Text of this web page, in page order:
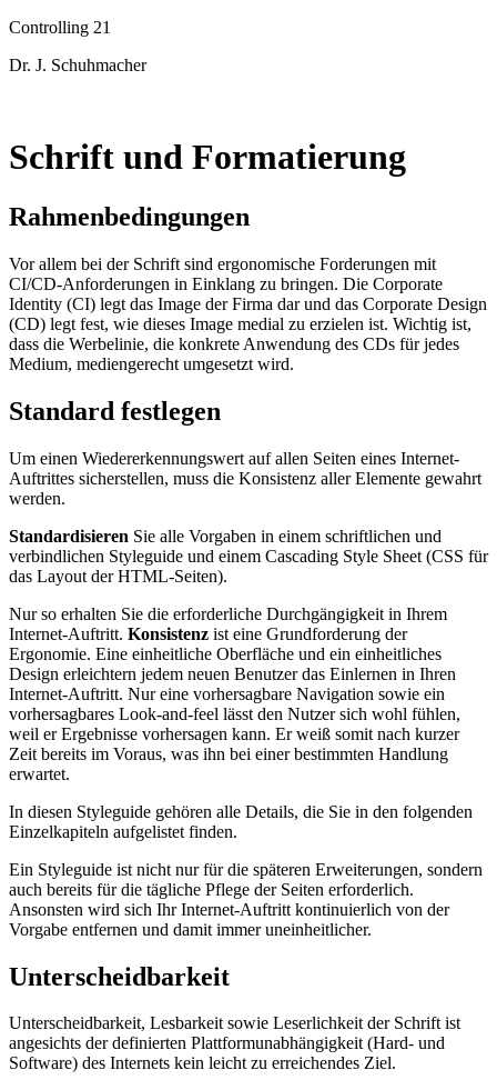
Controlling 21
Dr. J. Schuhmacher
Schrift und Formatierung
Rahmenbedingungen
Vor allem bei der Schrift sind ergonomische Forderungen mit
CI/CD-Anforderungen in Einklang zu bringen. Die Corporate
Identity (CI) legt das Image der Firma dar und das Corporate Design
(CD) legt fest, wie dieses Image medial zu erzielen ist. Wichtig ist,
dass die Werbelinie, die konkrete Anwendung des CDs für jedes
Medium, mediengerecht umgesetzt wird.
Standard festlegen
Um einen Wiedererkennungswert auf allen Seiten eines Internet-
Auftrittes sicherstellen, muss die Konsistenz aller Elemente gewahrt
werden.
Standardisieren Sie alle Vorgaben in einem schriftlichen und
verbindlichen Styleguide und einem Cascading Style Sheet (CSS für
das Layout der HTML-Seiten).
Nur so erhalten Sie die erforderliche Durchgängigkeit in Ihrem
Internet-Auftritt. Konsistenz ist eine Grundforderung der
Ergonomie. Eine einheitliche Oberfläche und ein einheitliches
Design erleichtern jedem neuen Benutzer das Einlernen in Ihren
Internet-Auftritt. Nur eine vorhersagbare Navigation sowie ein
vorhersagbares Look-and-feel lässt den Nutzer sich wohl fühlen,
weil er Ergebnisse vorhersagen kann. Er weiß somit nach kurzer
Zeit bereits im Voraus, was ihn bei einer bestimmten Handlung
erwartet.
In diesen Styleguide gehören alle Details, die Sie in den folgenden
Einzelkapiteln aufgelistet finden.
Ein Styleguide ist nicht nur für die späteren Erweiterungen, sondern
auch bereits für die tägliche Pflege der Seiten erforderlich.
Ansonsten wird sich Ihr Internet-Auftritt kontinuierlich von der
Vorgabe entfernen und damit immer uneinheitlicher.
Unterscheidbarkeit
Unterscheidbarkeit, Lesbarkeit sowie Leserlichkeit der Schrift ist
angesichts der definierten Plattformunabhängigkeit (Hard- und
Software) des Internets kein leicht zu erreichendes Ziel.